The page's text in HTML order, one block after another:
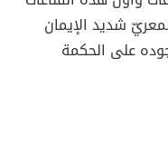
شديد الإيمان
على الحكمة